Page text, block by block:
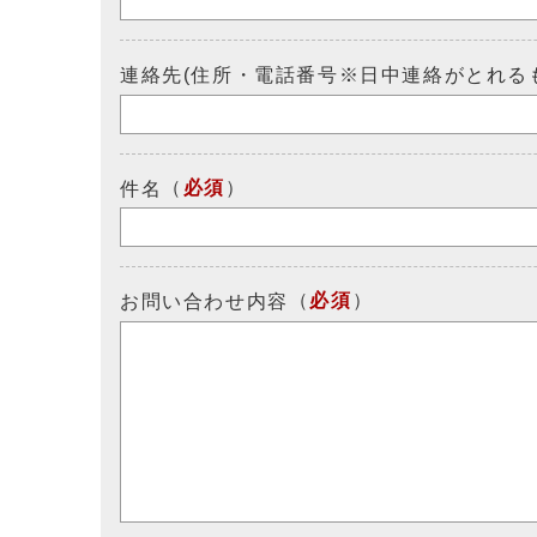
連絡先(住所・電話番号※日中連絡がとれる
件名 （ 必須 ）
お問い合わせ内容 （ 必須 ）